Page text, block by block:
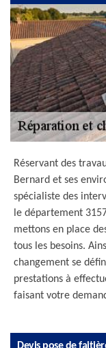
Réservant des
Bernard et ses
spécialiste des
le département
mettons en place
tous les besoins.
changement se
prestations à
faisant votre